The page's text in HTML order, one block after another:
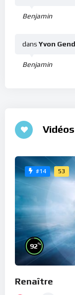
Benjamin
Benjamin
dans Yvon
#14 53
92%
Renaître